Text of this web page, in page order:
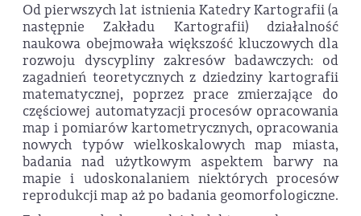
Od pierwszych lat istnienia Katedry Kartografii (a
następnie Zakładu Kartografii) działalność
naukowa obejmowała większość kluczowych dla
rozwoju dyscypliny zakresów badawczych: od
zagadnień teoretycznych z dziedziny kartografii
matematycznej, poprzez prace zmierzające do
częściowej automatyzacji procesów opracowania
map i pomiarów kartometrycznych, opracowania
nowych typów wielkoskalowych map miasta,
badania nad użytkowym aspektem barwy na
mapie i udoskonalaniem niektórych procesów
reprodukcji map aż po badania geomorfologiczne.